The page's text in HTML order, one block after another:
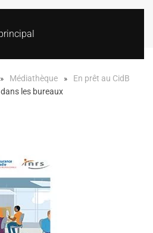
Médiathèque
En prêt au CidB
les bureaux